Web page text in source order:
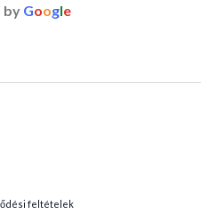
by Google
feltételek